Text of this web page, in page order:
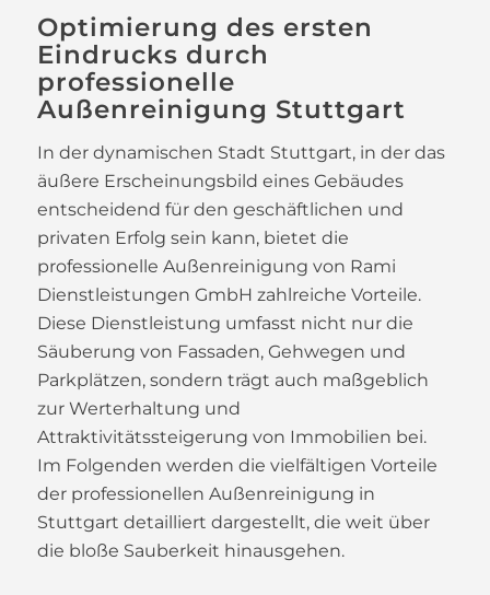
Optimierung des ersten
Eindrucks durch
professionelle
Außenreinigung Stuttgart
In der dynamischen Stadt Stuttgart, in der das
äußere Erscheinungsbild eines Gebäudes
entscheidend für den geschäftlichen und
privaten Erfolg sein kann, bietet die
professionelle Außenreinigung von Rami
Dienstleistungen GmbH zahlreiche Vorteile.
Diese Dienstleistung umfasst nicht nur die
Säuberung von Fassaden, Gehwegen und
Parkplätzen, sondern trägt auch maßgeblich
zur Werterhaltung und
Attraktivitätssteigerung von Immobilien bei.
Im Folgenden werden die vielfältigen Vorteile
der professionellen Außenreinigung in
Stuttgart detailliert dargestellt, die weit über
die bloße Sauberkeit hinausgehen.